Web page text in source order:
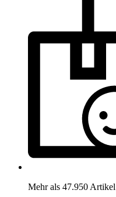
Mehr als 47.950 Artikel